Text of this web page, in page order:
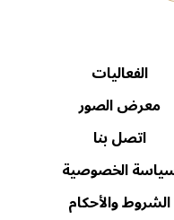
الفعاليات
معرض الصور
اتصل بنا
الخصوصية
الشروط والأحكام